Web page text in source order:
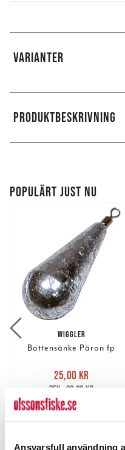
Ansvarsfull användning
VARIANTER
PRODUKTBESKRIVNING
POPULÄRT JUST NU
WIGGLER
Bottensänke Päron fp
Nuvarande pris
25,00 krTidigare pris
25,00 kr
29,00 kr
FINNS I LAGER.